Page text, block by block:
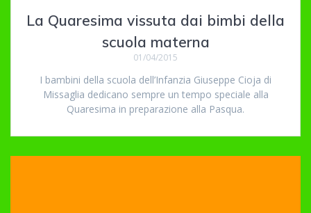
La Quaresima vissuta dai bimbi della
scuola materna
01/04/2015
I bambini della scuola dell’Infanzia Giuseppe Cioja di
Missaglia dedicano sempre un tempo speciale alla
Quaresima in preparazione alla Pasqua.